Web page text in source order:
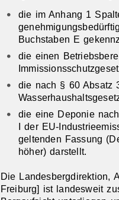
die im Anhang 1
Buchstaben E
die einen
die nach § 60 Absatz
die eine Deponie
I der EU-
geltenden Fassung
höher) darstellt.
Die Landesbergdirektion,
Freiburg] ist landesweit